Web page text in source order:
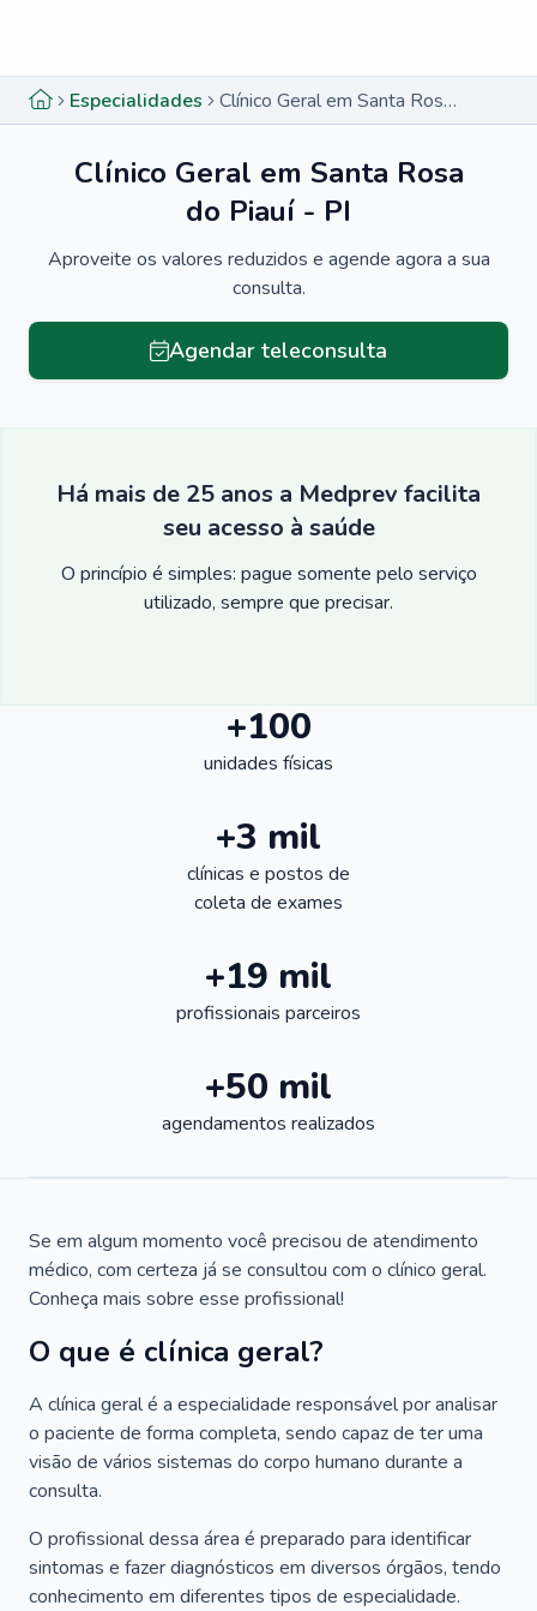
Especialidades Clínico Geral em Santa Rosa do Piauí - PI
Clínico Geral em Santa Rosa
do Piauí - PI
Aproveite os valores reduzidos e agende agora a sua
consulta.
Agendar teleconsulta
Há mais de 25 anos a Medprev facilita
seu acesso à saúde
O princípio é simples: pague somente pelo serviço
utilizado, sempre que precisar.
+100
unidades físicas
+3 mil
clínicas e postos de
coleta de exames
+19 mil
profissionais parceiros
+50 mil
agendamentos realizados
Se em algum momento você precisou de atendimento
médico, com certeza já se consultou com o clínico geral.
Conheça mais sobre esse profissional!
O que é clínica geral?
A clínica geral é a especialidade responsável por analisar
o paciente de forma completa, sendo capaz de ter uma
visão de vários sistemas do corpo humano durante a
consulta.
O profissional dessa área é preparado para identificar
sintomas e fazer diagnósticos em diversos órgãos, tendo
conhecimento em diferentes tipos de especialidade.